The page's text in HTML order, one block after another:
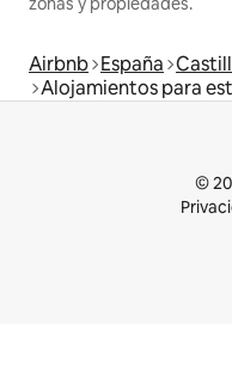
Airbnb España
Alojamientos para
©